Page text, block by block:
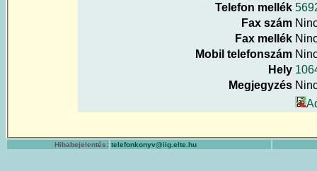
Telefon mellék
Fax szám
Fax mellék
Mobil telefonszám
Hely
Megjegyzés
Hibabejelentés: telefonkonyv@iig.elte.hu